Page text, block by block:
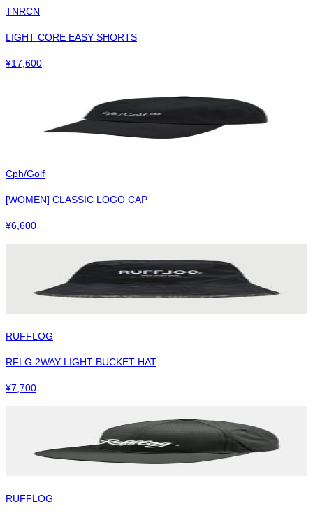
TNRCN
LIGHT CORE EASY SHORTS
¥17,600
Cph/Golf
[WOMEN] CLASSIC LOGO CAP
¥6,600
RUFFLOG
RFLG 2WAY LIGHT BUCKET HAT
¥7,700
RUFFLOG